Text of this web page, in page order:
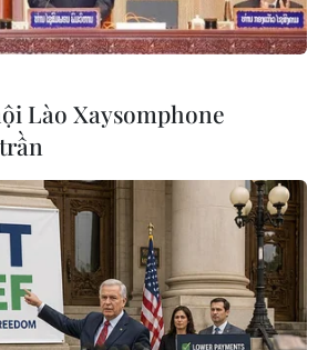
Lào Xaysomphone